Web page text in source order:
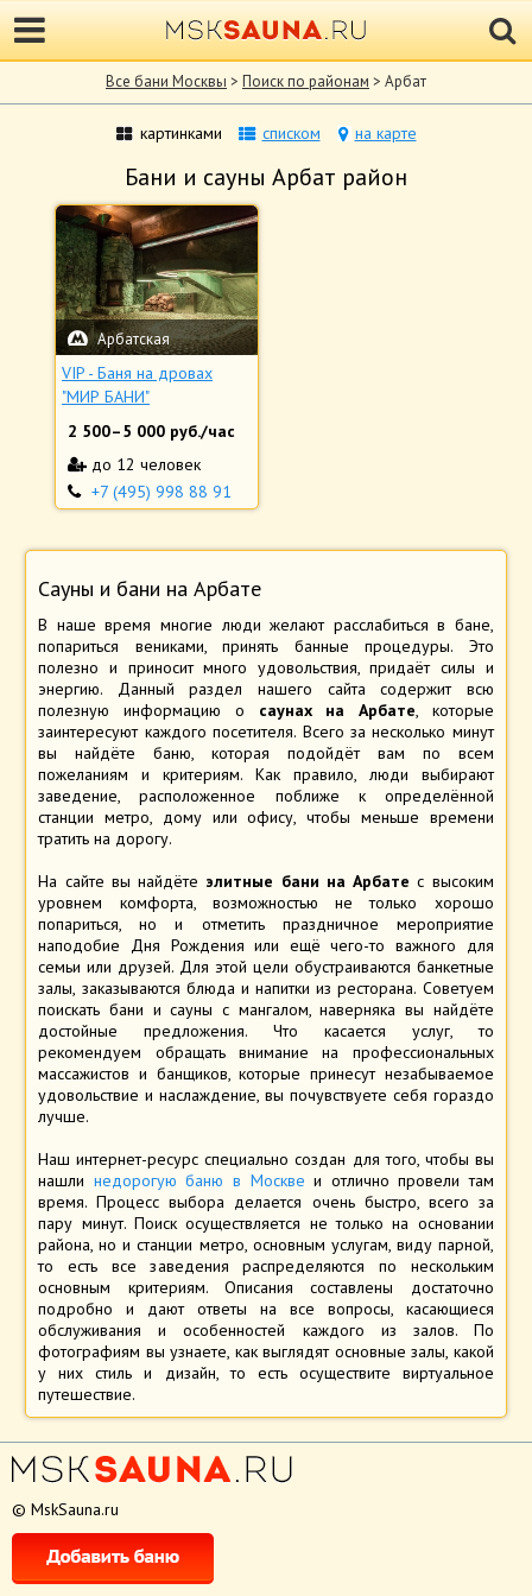
Все бани Москвы > Поиск по районам > Арбат
картинками списком на карте
Бани и сауны Арбат район
Арбатская
VIP - Баня на дровах
"МИР БАНИ"
2 500–5 000 руб./час
до 12 человек
+7 (495) 998 88 91
Сауны и бани на Арбате
В наше время многие люди желают расслабиться в бане,
попариться вениками, принять банные процедуры. Это
полезно и приносит много удовольствия, придаёт силы и
энергию. Данный раздел нашего сайта содержит всю
полезную информацию о саунах на Арбате, которые
заинтересуют каждого посетителя. Всего за несколько минут
вы найдёте баню, которая подойдёт вам по всем
пожеланиям и критериям. Как правило, люди выбирают
заведение, расположенное поближе к определённой
станции метро, дому или офису, чтобы меньше времени
тратить на дорогу.
На сайте вы найдёте элитные бани на Арбате с высоким
уровнем комфорта, возможностью не только хорошо
попариться, но и отметить праздничное мероприятие
наподобие Дня Рождения или ещё чего-то важного для
семьи или друзей. Для этой цели обустраиваются банкетные
залы, заказываются блюда и напитки из ресторана. Советуем
поискать бани и сауны с мангалом, наверняка вы найдёте
достойные предложения. Что касается услуг, то
рекомендуем обращать внимание на профессиональных
массажистов и банщиков, которые принесут незабываемое
удовольствие и наслаждение, вы почувствуете себя гораздо
лучше.
Наш интернет-ресурс специально создан для того, чтобы вы
нашли недорогую баню в Москве и отлично провели там
время. Процесс выбора делается очень быстро, всего за
пару минут. Поиск осуществляется не только на основании
района, но и станции метро, основным услугам, виду парной,
то есть все заведения распределяются по нескольким
основным критериям. Описания составлены достаточно
подробно и дают ответы на все вопросы, касающиеся
обслуживания и особенностей каждого из залов. По
фотографиям вы узнаете, как выглядят основные залы, какой
у них стиль и дизайн, то есть осуществите виртуальное
путешествие.
© MskSauna.ru